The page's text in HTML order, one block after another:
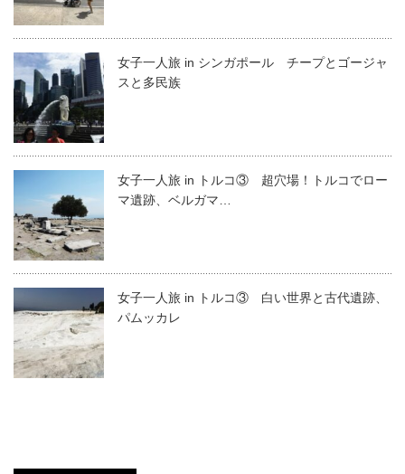
女子一人旅 in シンガポール チープとゴージャ
スと多民族
女子一人旅 in トルコ③ 超穴場！トルコでロー
マ遺跡、ベルガマ…
女子一人旅 in トルコ③ 白い世界と古代遺跡、
パムッカレ